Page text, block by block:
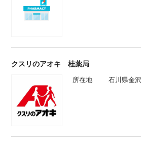
クスリのアオキ 桂薬局
所在地 石川県金